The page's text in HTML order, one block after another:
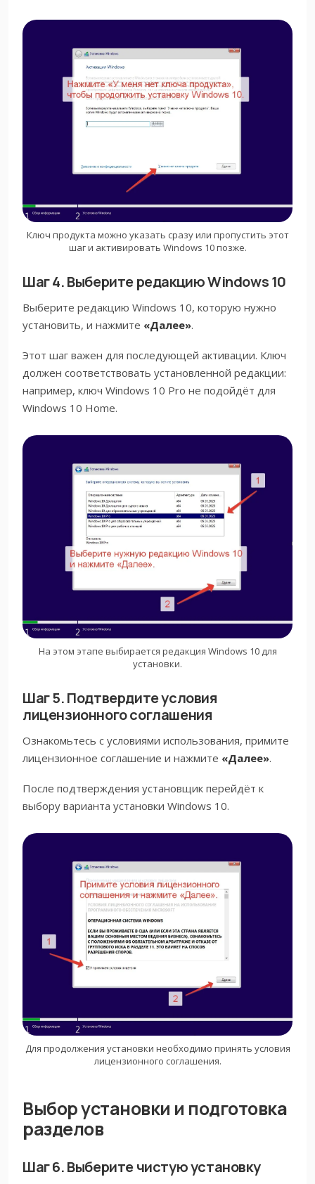
Ключ продукта можно указать сразу или пропустить этот
шаг и активировать Windows 10 позже.
Шаг 4. Выберите редакцию Windows 10
Выберите редакцию Windows 10, которую нужно
установить, и нажмите «Далее».
Этот шаг важен для последующей активации. Ключ
должен соответствовать установленной редакции:
например, ключ Windows 10 Pro не подойдёт для
Windows 10 Home.
На этом этапе выбирается редакция Windows 10 для
установки.
Шаг 5. Подтвердите условия
лицензионного соглашения
Ознакомьтесь с условиями использования, примите
лицензионное соглашение и нажмите «Далее».
После подтверждения установщик перейдёт к
выбору варианта установки Windows 10.
Для продолжения установки необходимо принять условия
лицензионного соглашения.
Выбор установки и подготовка
разделов
Шаг 6. Выберите чистую установку